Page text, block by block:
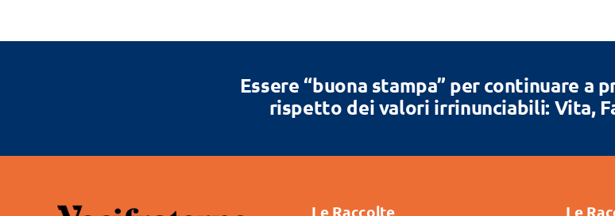
Essere “buona stampa” per continuare
rispetto dei valori irrinunciabili: Vita,
Le Raccolte Le